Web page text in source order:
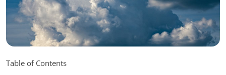
Table of Contents